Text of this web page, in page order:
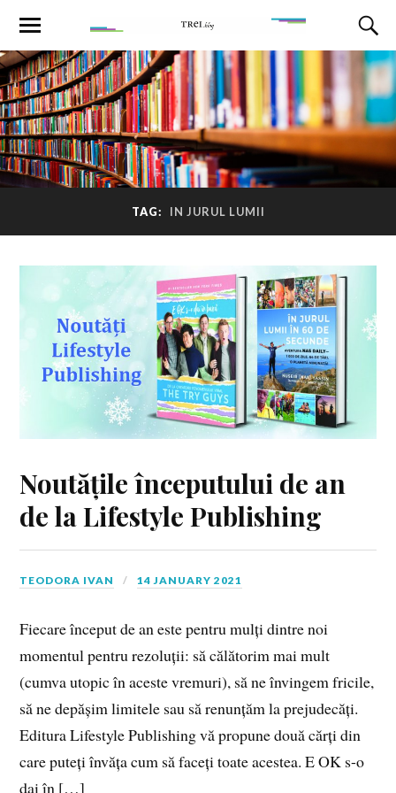
TAG: IN JURUL LUMII
Noutățile începutului de an
de la Lifestyle Publishing
TEODORA IVAN 14 JANUARY 2021
Fiecare început de an este pentru mulți dintre noi
momentul pentru rezoluții: să călătorim mai mult
(cumva utopic în aceste vremuri), să ne învingem fricile,
să ne depășim limitele sau să renunțăm la prejudecăți.
Editura Lifestyle Publishing vă propune două cărți din
care puteți învăța cum să faceți toate acestea. E OK s-o
dai în […]